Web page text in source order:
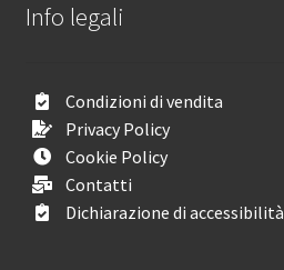
Info legali
Condizioni di vendita
Privacy Policy
Cookie Policy
Contatti
Dichiarazione di accessibilità